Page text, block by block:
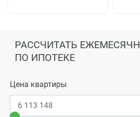
РАССЧИТАТЬ
ПО ИПОТЕКЕ
Цена квартиры